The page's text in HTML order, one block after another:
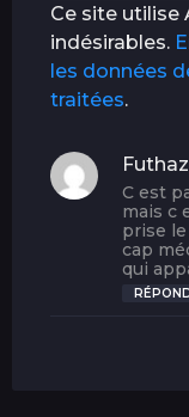
Ce site utilise
indésirables.
les données
traitées.
C est
mais c
prise
cap
qui